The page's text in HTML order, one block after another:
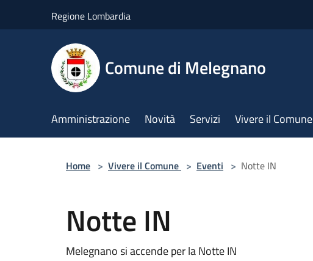
Regione Lombardia
Comune di Melegnano
Amministrazione Novità Servizi Vivere il Comune
Home > Vivere il Comune > Eventi > Notte IN
Notte IN
Melegnano si accende per la Notte IN